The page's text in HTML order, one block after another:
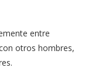
entre
otros hombres,